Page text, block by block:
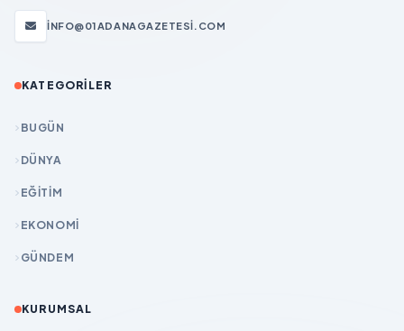
INFO@01ADANAGAZETESI.COM
KATEGORILER
BUGÜN
DÜNYA
EĞİTİM
EKONOMİ
GÜNDEM
KURUMSAL